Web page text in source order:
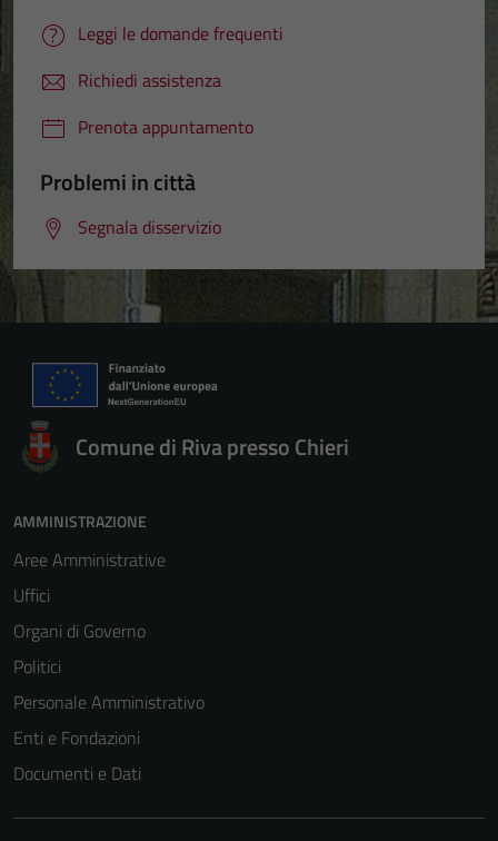
Leggi le domande frequenti
Richiedi assistenza
Prenota appuntamento
Problemi in città
Segnala disservizio
Comune di Riva presso Chieri
AMMINISTRAZIONE
Aree Amministrative
Uffici
Organi di Governo
Politici
Personale Amministrativo
Enti e Fondazioni
Documenti e Dati